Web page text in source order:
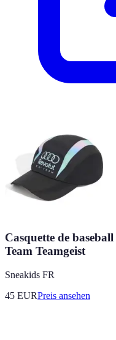
Casquette de
Team Teamgeist
Sneakids FR
45 EURPreis ansehen